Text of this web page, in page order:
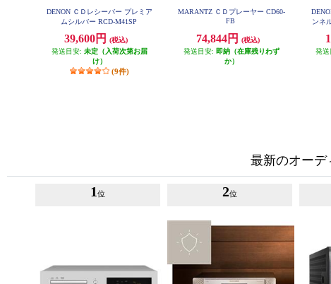
DENON ＣＤレシーバー プレミア
ムシルバー RCD-M41SP
39,600円
(税込)
発送目安: 未定（入荷次第お届
け）
(9件)
MARANTZ ＣＤプレーヤー CD60-
FB
74,844円
(税込)
発送目安: 即納（在庫残りわず
か）
ンネ
発送
最新のオーデ
1 位 2位